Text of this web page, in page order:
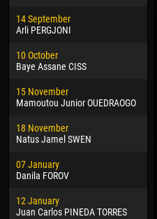
14 September
Arli PERGJONI
10 October
Baye Assane CISS
15 November
Mamoutou Junior OUEDRAOGO
18 November
Natus Jamel SWEN
07 January
Danila FOROV
12 January
Juan Carlos PINEDA TORRES